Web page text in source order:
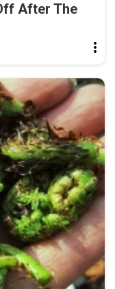
After The